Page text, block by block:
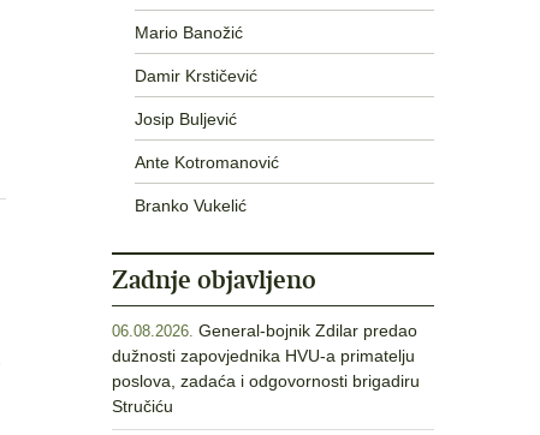
Mario Banožić
Damir Krstičević
Josip Buljević
Ante Kotromanović
Branko Vukelić
Zadnje objavljeno
06.08.2026. General-bojnik Zdilar predao
dužnosti zapovjednika HVU-a primatelju
poslova, zadaća i odgovornosti brigadiru
Stručiću